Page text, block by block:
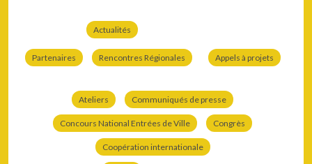
Actualités
Partenaires Rencontres Régionales Appels à projets
Ateliers Communiqués de presse
Concours National Entrées de Ville Congrès
Coopération internationale